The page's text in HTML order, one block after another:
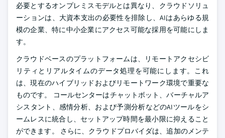
必要とするオンプレミスモデルとは異なり、クラウドソリュ
ーションは、大資本支出の必要性を排除し、AIはあらゆる規
模の企業、特に中小企業にアクセス可能な採用を可能にしま
す。
クラウドベースのプラットフォームは、リモートアクセシビ
リティとリアルタイムのデータ処理を可能にします。これ
は、現在のハイブリッドおよびリモートワーク環境で重要な
ものです。 コールセンターはチャットボット、バーチャルア
シスタント、感情分析、および予測分析などのAIツールをシ
ームレスに統合し、セットアップ時間を最小限に抑えること
ができます。 さらに、クラウドプロバイダは、追加のメンテ